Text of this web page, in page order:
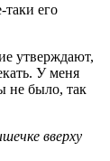
таки его
утверждают,
У меня
не было, так
вверху